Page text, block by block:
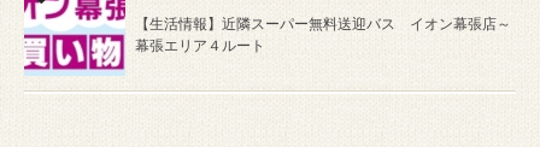
【生活情報】近隣スーパー無料送迎バス イオン幕張店～
幕張エリア４ルート